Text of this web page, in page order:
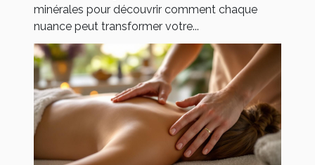
minérales pour découvrir comment chaque
nuance peut transformer votre...